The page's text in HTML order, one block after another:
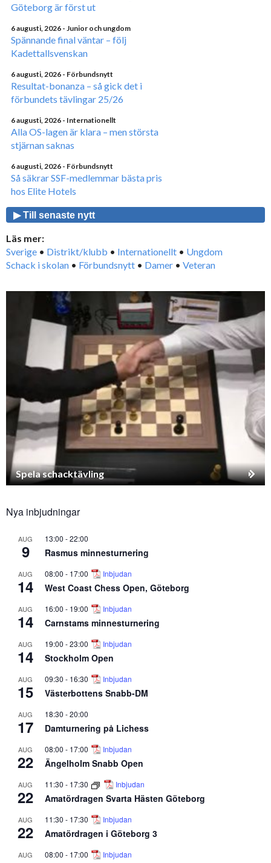
Göteborg är först ut
6 augusti, 2026 - Junior och ungdom
Spännande final väntar – följ
Kadettallsvenskan
6 augusti, 2026 - Förbundsnytt
Resultat-bonanza – så gick det i
förbundets tävlingar 25/26
6 augusti, 2026 - Internationellt
Alla OS-lagen är klara – men största
stjärnan saknas
6 augusti, 2026 - Förbundsnytt
Så säkrar SSF-medlemmar bästa pris
hos Elite Hotels
▶ Till senaste nytt
Läs mer:
Sverige • Distrikt/klubb • Internationellt • Ungdom
Schack i skolan • Förbundsnytt • Damer • Veteran
Spela schacktävling
Nya inbjudningar
AUG
9
13:00 -22:00
Rasmus minnesturnering
AUG
14
08:00 - 17:00 Inbjudan
West Coast Chess Open, Göteborg
AUG
14
16:00 - 19:00 Inbjudan
Carnstams minnesturnering
AUG
14
19:00 -23:00 Inbjudan
Stockholm Open
AUG
15
09:30 - 16:30 Inbjudan
Västerbottens Snabb-DM
AUG
17
18:30 -20:00
Damturnering på Lichess
AUG
22
08:00 - 17:00 Inbjudan
Ängelholm Snabb Open
AUG
22
11:30 - 17:30 Inbjudan
Amatördragen Svarta Hästen Göteborg
AUG
22
11:30 - 17:30 Inbjudan
Amatördragen i Göteborg 3
AUG 08:00 - 17:00 Inbjudan